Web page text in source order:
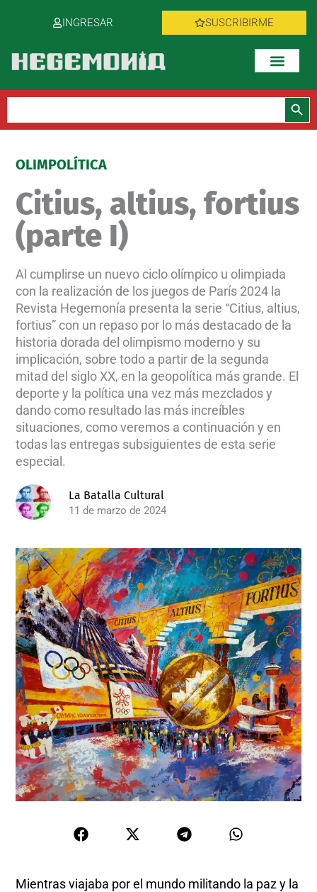
INGRESAR SUSCRIBIRME
Botón de
OLIMPOLÍTICA
Citius, altius, fortius
(parte I)
Al cumplirse un nuevo ciclo olímpico u olimpiada
con la realización de los juegos de París 2024 la
Revista Hegemonía presenta la serie “Citius, altius,
fortius” con un repaso por lo más destacado de la
historia dorada del olimpismo moderno y su
implicación, sobre todo a partir de la segunda
mitad del siglo XX, en la geopolítica más grande. El
deporte y la política una vez más mezclados y
dando como resultado las más increíbles
situaciones, como veremos a continuación y en
todas las entregas subsiguientes de esta serie
especial.
La Batalla Cultural
11 de marzo de 2024
Mientras viajaba por el mundo militando la paz y la